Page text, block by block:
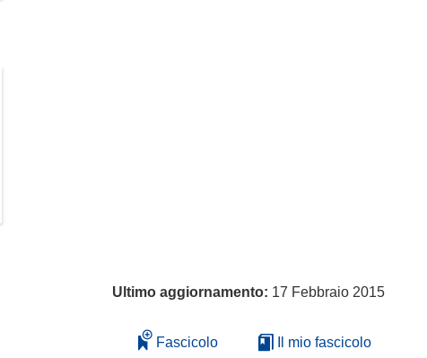
Ultimo aggiornamento: 17 Febbraio 2015
Fascicolo Il mio fascicolo